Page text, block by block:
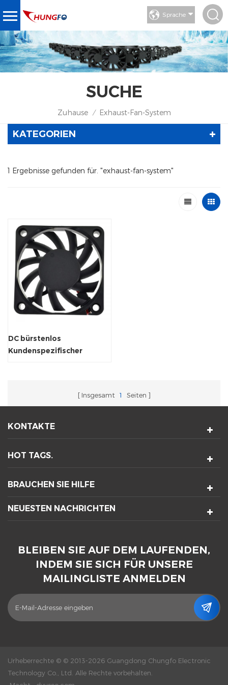
Sprache
SUCHE
Zuhause / Exhaust-Fan-System
KATEGORIEN
1 Ergebnisse gefunden für. "exhaust-fan-system"
DC bürstenlos
Kundenspezifischer
Insgesamt 1 Seiten
KONTAKTE
HOT TAGS.
BRAUCHEN SIE HILFE
NEUESTEN NACHRICHTEN
BLEIBEN SIE AUF DEM LAUFENDEN,
INDEM SIE SICH FÜR UNSERE
MAILINGLISTE ANMELDEN
Urheberrechte © © 2013-2026 Guangdong Chungfo Electronic
Technology Co., Ltd. Alle Rechte vorbehalten.